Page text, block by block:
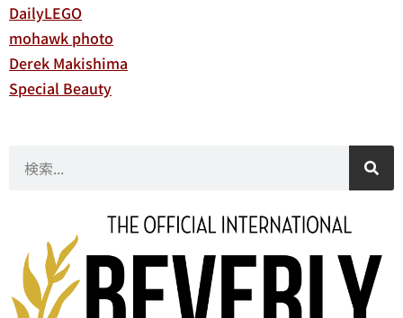
DailyLEGO
mohawk photo
Derek Makishima
Special Beauty